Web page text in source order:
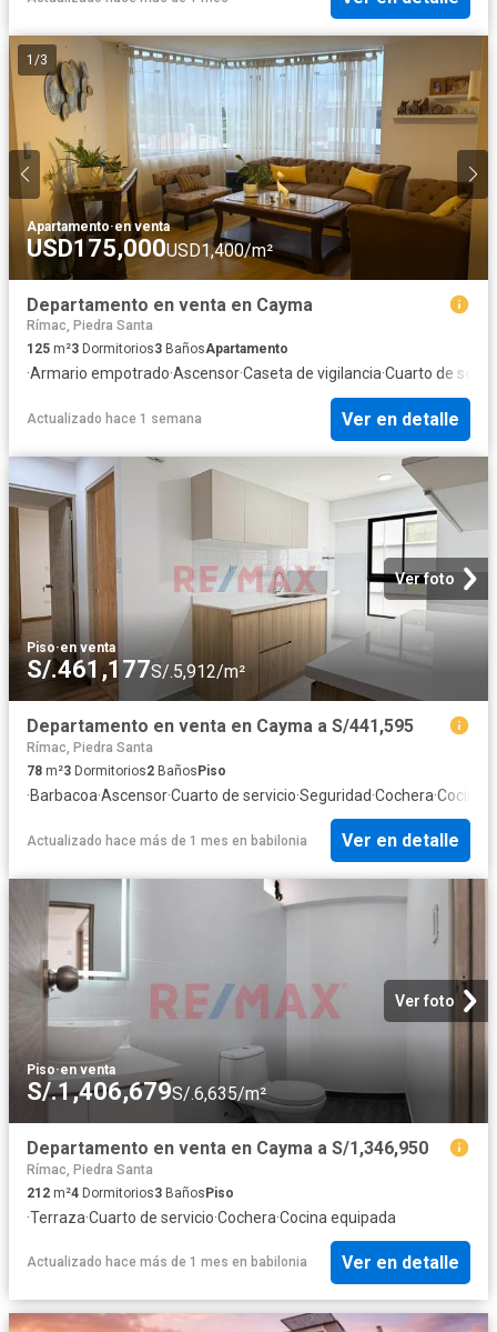
1 /3
Apartamento·en venta
USD175,000USD1,400/m²
Departamento en venta en Cayma
Rímac, Piedra Santa
125 m²3 Dormitorios3 BañosApartamento
·Armario empotrado·Ascensor·Caseta de vigilancia·Cuarto de
Actualizado hace 1 semana Ver en detalle
Ver foto
Piso·en venta
S/.461,177S/.5,912/m²
Departamento en venta en Cayma a S/441,595
Rímac, Piedra Santa
78 m²3 Dormitorios2 Baños Piso
·Barbacoa·Ascensor·Cuarto de servicio·Seguridad·Cochera·Cocina
Actualizado hace más de 1 mes en babilonia Ver en detalle
Ver foto
Piso·en venta
S/.1,406,679S/.6,635/m²
Departamento en venta en Cayma a S/1,346,950
Rímac, Piedra Santa
212 m²4 Dormitorios3 BañosPiso
·Terraza·Cuarto de servicio·Cochera·Cocina equipada
Actualizado hace más de 1 mes en babilonia Ver en detalle